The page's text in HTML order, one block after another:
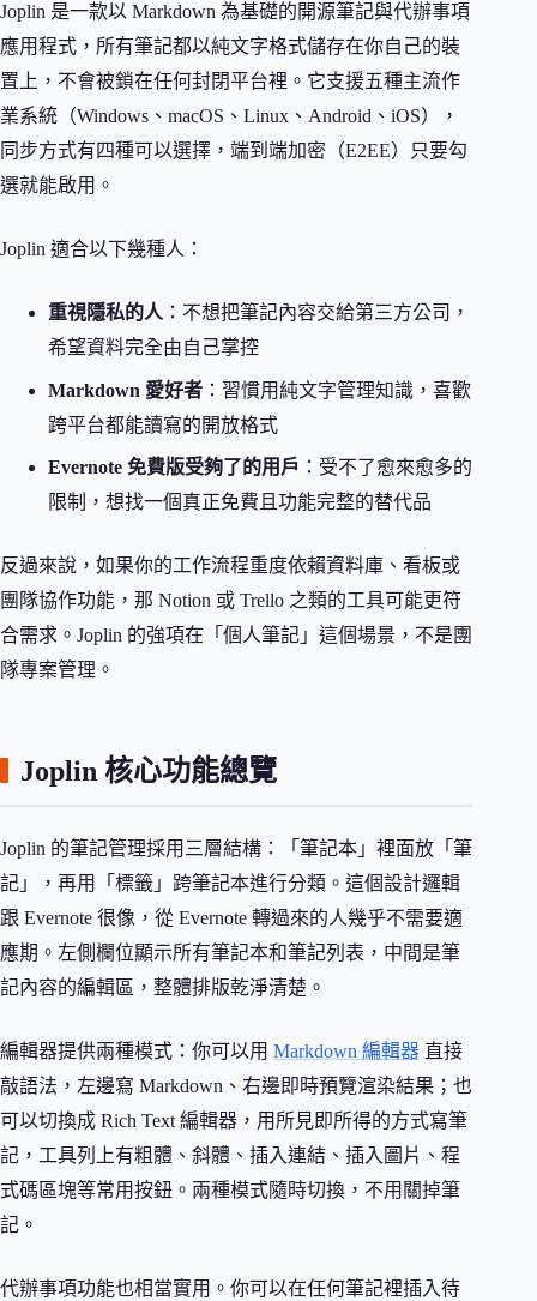
Joplin 是一款以 Markdown 為基礎的開源筆記與代辦事項
應用程式，所有筆記都以純文字格式儲存在你自己的裝
置上，不會被鎖在任何封閉平台裡。它支援五種主流作
業系統（Windows、macOS、Linux、Android、iOS），
同步方式有四種可以選擇，端到端加密（E2EE）只要勾
選就能啟用。
Joplin 適合以下幾種人：
重視隱私的人 ：不想把筆記內容交給第三方公司，
希望資料完全由自己掌控
Markdown 愛好者 ：習慣用純文字管理知識，喜歡
跨平台都能讀寫的開放格式
Evernote 免費版受夠了的用戶 ：受不了愈來愈多的
限制，想找一個真正免費且功能完整的替代品
反過來說，如果你的工作流程重度依賴資料庫、看板或
團隊協作功能，那 Notion 或 Trello 之類的工具可能更符
合需求。Joplin 的強項在「個人筆記」這個場景，不是團
隊專案管理。
Joplin 核心功能總覽
Joplin 的筆記管理採用三層結構：「筆記本」裡面放「筆
記」，再用「標籤」跨筆記本進行分類。這個設計邏輯
跟 Evernote 很像，從 Evernote 轉過來的人幾乎不需要適
應期。左側欄位顯示所有筆記本和筆記列表，中間是筆
記內容的編輯區，整體排版乾淨清楚。
編輯器提供兩種模式：你可以用 Markdown 編輯器 直接
敲語法，左邊寫 Markdown、右邊即時預覽渲染結果；也
可以切換成 Rich Text 編輯器，用所見即所得的方式寫筆
記，工具列上有粗體、斜體、插入連結、插入圖片、程
式碼區塊等常用按鈕。兩種模式隨時切換，不用關掉筆
記。
代辦事項功能也相當實用。你可以在任何筆記裡插入待